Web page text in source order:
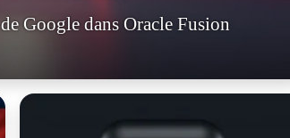
Google dans Oracle Fusion